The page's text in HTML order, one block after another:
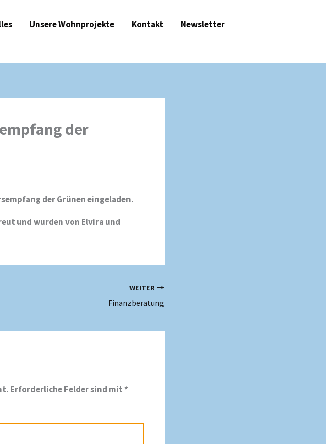
Unsere Wohnprojekte Kontakt
Newsletter
der
der Grünen eingeladen.
und wurden von Elvira und
WEITER
Finanzberatung
Erforderliche Felder sind mit*